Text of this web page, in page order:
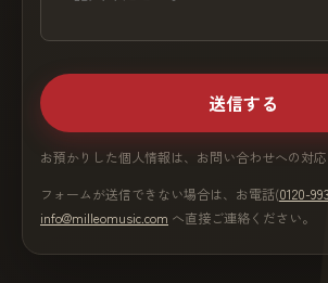
送信する
お預かりした個人情報は、お問い合わせへの対応
フォームが送信できない場合は、お電話(0120-
info@milleomusic.com へ直接ご連絡ください。